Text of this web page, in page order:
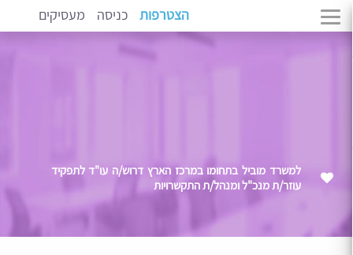
הצטרפות כניסה מעסיקים
למשרד מוביל בתחומו במרכז הארץ דרוש/ה עו"ד לתפקיד
עוזר/ת מנכ"ל ומנהל/ת התקשרויות